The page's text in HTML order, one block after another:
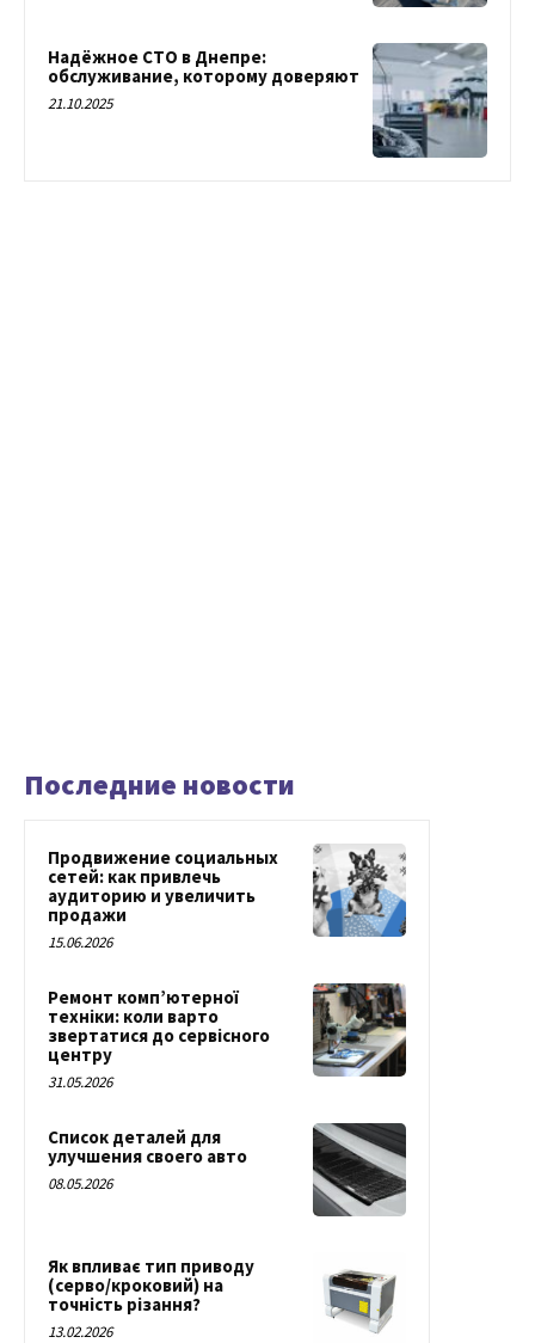
Надёжное СТО в Днепре:
обслуживание, которому доверяют
21.10.2025
Последние новости
Продвижение социальных
сетей: как привлечь
аудиторию и увеличить
продажи
15.06.2026
Ремонт комп’ютерної
техніки: коли варто
звертатися до сервісного
центру
31.05.2026
Список деталей для
улучшения своего авто
08.05.2026
Як впливає тип приводу
(серво/кроковий) на
точність різання?
13.02.2026